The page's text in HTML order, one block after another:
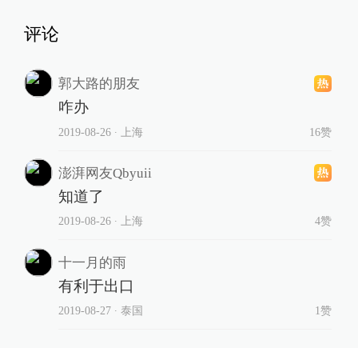
评论
郭大路的朋友
咋办
2019-08-26∙ 上海 16赞
澎湃网友Qbyuii
知道了
2019-08-26∙ 上海 4赞
十一月的雨
有利于出口
2019-08-27∙ 泰国 1赞